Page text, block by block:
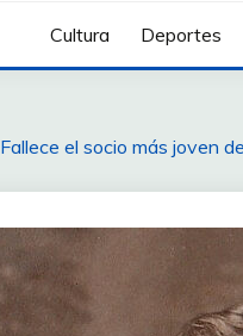
Cultura Deportes
Fallece el socio más joven